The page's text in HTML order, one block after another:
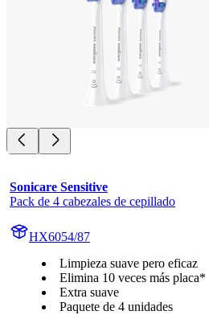
Sonicare Sensitive
Pack de 4 cabezales de cepillado
HX6054/87
Limpieza suave pero eficaz
Elimina 10 veces más placa*
Extra suave
Paquete de 4 unidades